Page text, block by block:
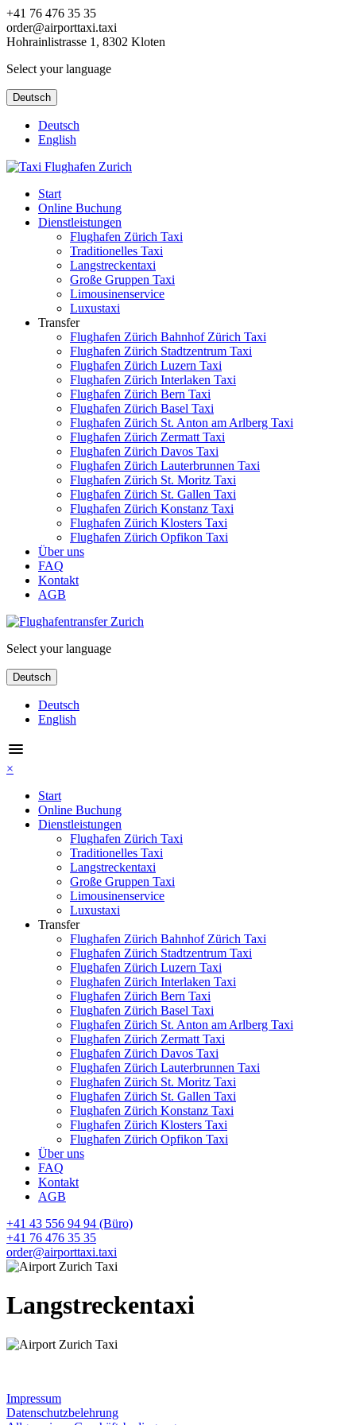
+41 76 476 35 35
order@airporttaxi.taxi
Hohrainlistrasse 1, 8302 Kloten
Select your language
Deutsch
Deutsch
English
Start
Online Buchung
Dienstleistungen
Flughafen Zürich Taxi
Traditionelles Taxi
Langstreckentaxi
Große Gruppen Taxi
Limousinenservice
Luxustaxi
Transfer
Flughafen Zürich Bahnhof Zürich Taxi
Flughafen Zürich Stadtzentrum Taxi
Flughafen Zürich Luzern Taxi
Flughafen Zürich Interlaken Taxi
Flughafen Zürich Bern Taxi
Flughafen Zürich Basel Taxi
Flughafen Zürich St. Anton am Arlberg Taxi
Flughafen Zürich Zermatt Taxi
Flughafen Zürich Davos Taxi
Flughafen Zürich Lauterbrunnen Taxi
Flughafen Zürich St. Moritz Taxi
Flughafen Zürich St. Gallen Taxi
Flughafen Zürich Konstanz Taxi
Flughafen Zürich Klosters Taxi
Flughafen Zürich Opfikon Taxi
Über uns
FAQ
Kontakt
AGB
Select your language
Deutsch
Deutsch
English
menu
×
Start
Online Buchung
Dienstleistungen
Flughafen Zürich Taxi
Traditionelles Taxi
Langstreckentaxi
Große Gruppen Taxi
Limousinenservice
Luxustaxi
Transfer
Flughafen Zürich Bahnhof Zürich Taxi
Flughafen Zürich Stadtzentrum Taxi
Flughafen Zürich Luzern Taxi
Flughafen Zürich Interlaken Taxi
Flughafen Zürich Bern Taxi
Flughafen Zürich Basel Taxi
Flughafen Zürich St. Anton am Arlberg Taxi
Flughafen Zürich Zermatt Taxi
Flughafen Zürich Davos Taxi
Flughafen Zürich Lauterbrunnen Taxi
Flughafen Zürich St. Moritz Taxi
Flughafen Zürich St. Gallen Taxi
Flughafen Zürich Konstanz Taxi
Flughafen Zürich Klosters Taxi
Flughafen Zürich Opfikon Taxi
Über uns
FAQ
Kontakt
AGB
+41 43 556 94 94 (Büro)
+41 76 476 35 35
order@airporttaxi.taxi
Langstreckentaxi
Impressum
Datenschutzbelehrung